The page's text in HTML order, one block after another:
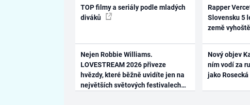
TOP filmy a seriály podle mladých
diváků
Nejen Robbie Williams.
LOVESTREAM 2026 přiveze
hvězdy, které běžně uvidíte jen na
největších světových festivalech
Rapper
Slovensku 5
země
Nový objev
ním vodí za
jako Rosecká